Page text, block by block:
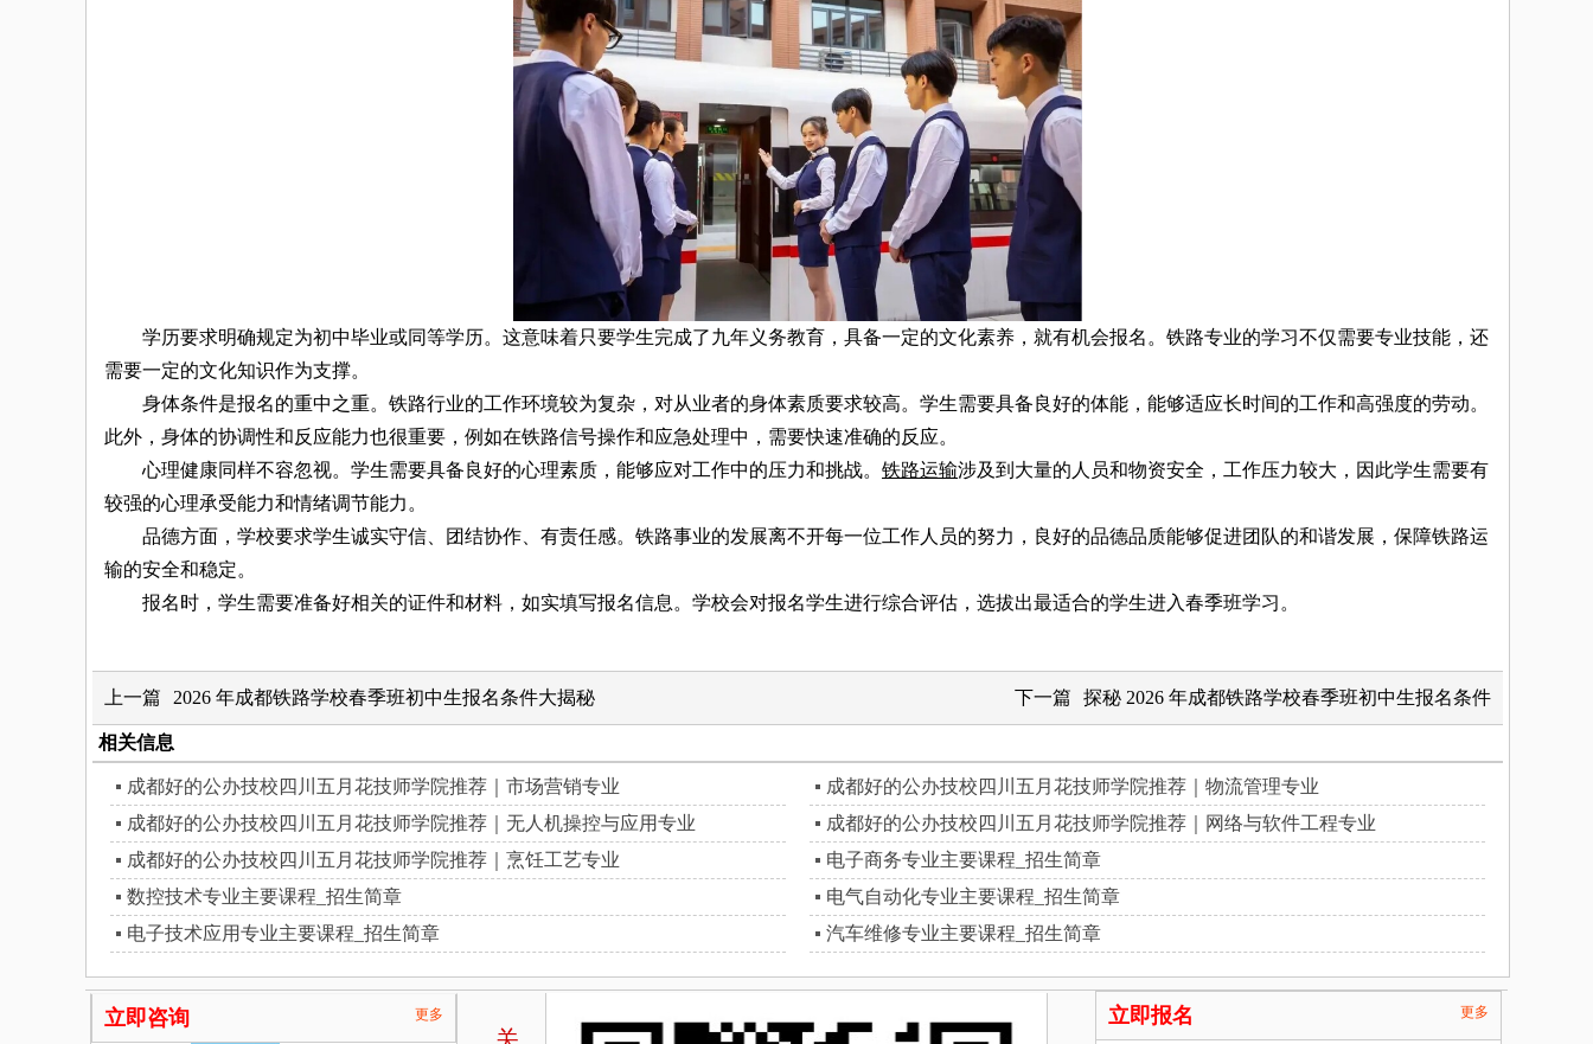
学历要求明确规定为初中毕业或同等学历。这意味着只要学生完成了九年义务教育，具备一定的文化素养，就有机会报名。铁路专业的学习不仅需要专业技能，还
需要一定的文化知识作为支撑。
身体条件是报名的重中之重。铁路行业的工作环境较为复杂，对从业者的身体素质要求较高。学生需要具备良好的体能，能够适应长时间的工作和高强度的劳动。
此外，身体的协调性和反应能力也很重要，例如在铁路信号操作和应急处理中，需要快速准确的反应。
心理健康同样不容忽视。学生需要具备良好的心理素质，能够应对工作中的压力和挑战。 铁路运输涉及到大量的人员和物资安全，工作压力较大，因此学生需要有
较强的心理承受能力和情绪调节能力。
品德方面，学校要求学生诚实守信、团结协作、有责任感。铁路事业的发展离不开每一位工作人员的努力，良好的品德品质能够促进团队的和谐发展，保障铁路运
输的安全和稳定。
报名时，学生需要准备好相关的证件和材料，如实填写报名信息。学校会对报名学生进行综合评估，选拔出最适合的学生进入春季班学习。
上一篇 2026 年成都铁路学校春季班初中生报名条件大揭秘 下一篇 探秘 2026 年成都铁路学校春季班初中生报名条件
相关信息
成都好的公办技校四川五月花技师学院推荐｜市场营销专业
成都好的公办技校四川五月花技师学院推荐｜物流管理专业
成都好的公办技校四川五月花技师学院推荐｜无人机操控与应用专业
成都好的公办技校四川五月花技师学院推荐｜网络与软件工程专业
成都好的公办技校四川五月花技师学院推荐｜烹饪工艺专业
电子商务专业主要课程_招生简章
数控技术专业主要课程_招生简章
电气自动化专业主要课程_招生简章
电子技术应用专业主要课程_招生简章
汽车维修专业主要课程_招生简章
立即咨询 更多 立即报名 更多